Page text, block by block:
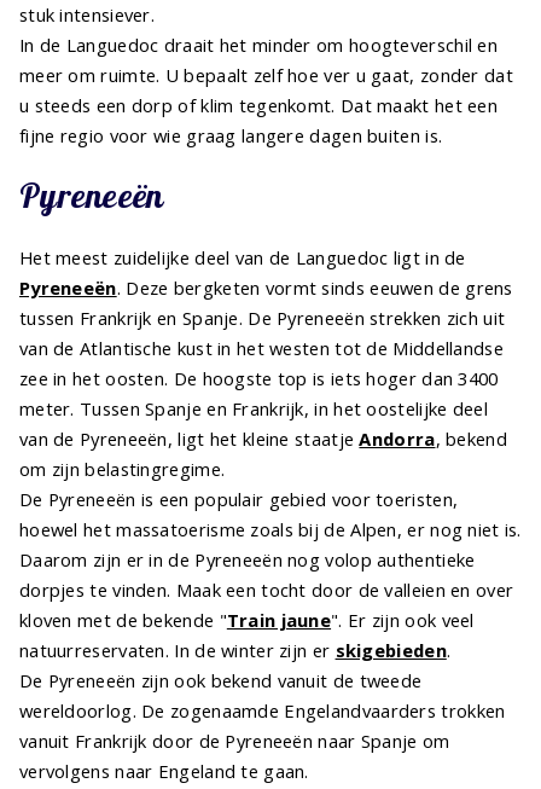
stuk intensiever.
In de Languedoc draait het minder om hoogteverschil en
meer om ruimte. U bepaalt zelf hoe ver u gaat, zonder dat
u steeds een dorp of klim tegenkomt. Dat maakt het een
fijne regio voor wie graag langere dagen buiten is.
Pyreneeën
Het meest zuidelijke deel van de Languedoc ligt in de
Pyreneeën. Deze bergketen vormt sinds eeuwen de grens
tussen Frankrijk en Spanje. De Pyreneeën strekken zich uit
van de Atlantische kust in het westen tot de Middellandse
zee in het oosten. De hoogste top is iets hoger dan 3400
meter. Tussen Spanje en Frankrijk, in het oostelijke deel
van de Pyreneeën, ligt het kleine staatjeAndorra, bekend
om zijn belastingregime.
De Pyreneeën is een populair gebied voor toeristen,
hoewel het massatoerisme zoals bij de Alpen, er nog niet is.
Daarom zijn er in de Pyreneeën nog volop authentieke
dorpjes te vinden. Maak een tocht door de valleien en over
kloven met de bekende "Train jaune". Er zijn ook veel
natuurreservaten. In de winter zijn er skigebieden.
De Pyreneeën zijn ook bekend vanuit de tweede
wereldoorlog. De zogenaamde Engelandvaarders trokken
vanuit Frankrijk door de Pyreneeën naar Spanje om
vervolgens naar Engeland te gaan.